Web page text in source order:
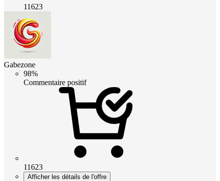
11623
Gabezone
98%
Commentaire positif
11623
Afficher les détails de l'offre